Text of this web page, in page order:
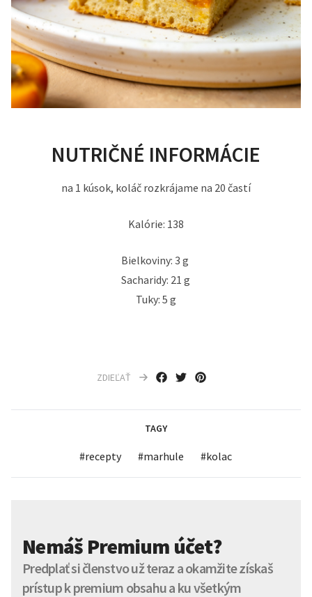
NUTRIČNÉ INFORMÁCIE
na 1 kúsok, koláč rozkrájame na 20 častí
Kalórie: 138
Bielkoviny: 3 g
Sacharidy: 21 g
Tuky: 5 g
ZDIEĽAŤ
TAGY
#recepty #marhule #kolac
Nemáš Premium účet?
Predplať si členstvo už teraz a okamžite získaš
prístup k premium obsahu a ku všetkým